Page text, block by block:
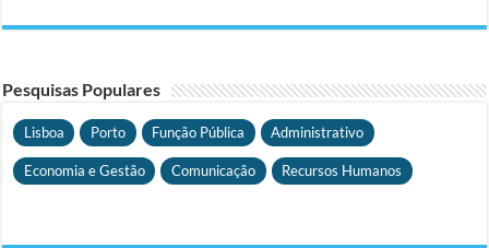
Pesquisas Populares
Lisboa Porto Função Pública Administrativo
Economia e Gestão Comunicação Recursos Humanos